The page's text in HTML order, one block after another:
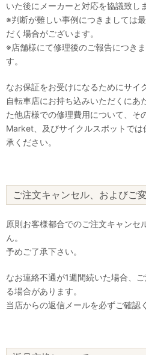
いた後にメーカーと対応を協議致し
※判断が難しい事例につきましては
だく場合がございます。
※店舗様にて修理後のご報告につき
す。
なお保証をお受けになるためにサイ
自転車店にお持ち込みいただくにあ
た他店様での修理費用について、そ
Market、及びサイクルスポットで
承ください。
ご注文キャンセル、およびご
原則お客様都合でのご注文キャンセ
ん。
予めご了承下さい。
なお連絡不通が1週間続いた場合、
る場合があります。
当店からの返信メールを必ずご確認